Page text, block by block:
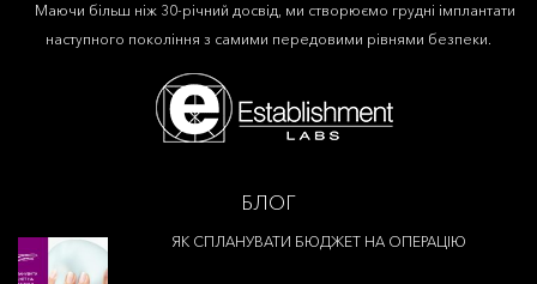
Маючи більш ніж 30-річний досвід, ми створюємо грудні імплантати
наступного покоління з самими передовими рівнями безпеки.
БЛОГ
ЯК СПЛАНУВАТИ БЮДЖЕТ НА ОПЕРАЦІЮ